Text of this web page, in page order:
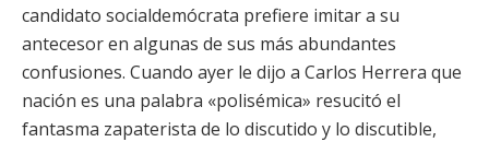
candidato socialdemócrata prefiere imitar a su
antecesor en algunas de sus más abundantes
confusiones. Cuando ayer le dijo a Carlos Herrera que
nación es una palabra «polisémica» resucitó el
fantasma zapaterista de lo discutido y lo discutible,